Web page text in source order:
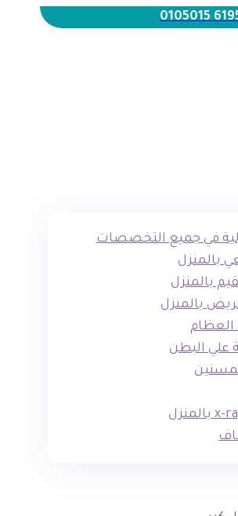
6195
في جميع التخصصات
بالمنزل
بالمنزل
بالمنزل
العظام
علي البطن